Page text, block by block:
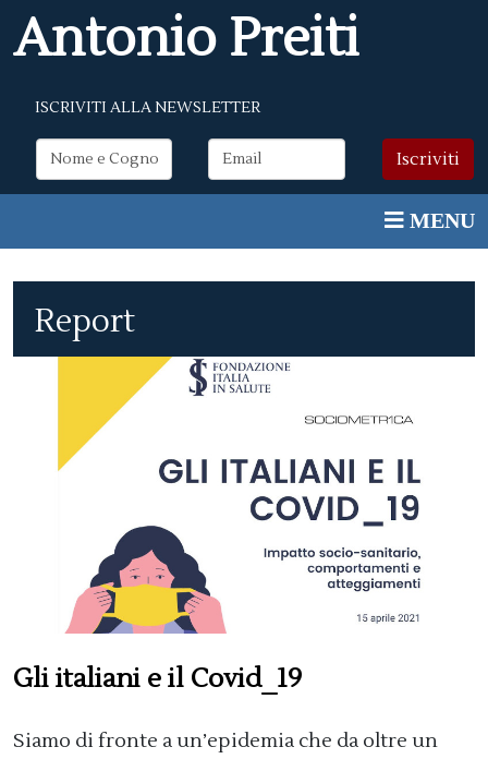
Antonio Preiti
ISCRIVITI ALLA NEWSLETTER
Report
Gli italiani e il Covid_19
Siamo di fronte a un’epidemia che da oltre un